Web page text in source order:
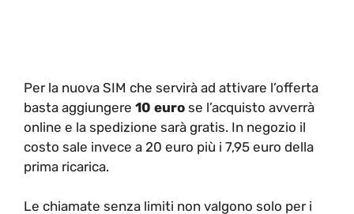
Per la nuova SIM che servirà ad attivare l’offerta
basta aggiungere 10 euro se l’acquisto avverrà
online e la spedizione sarà gratis. In negozio il
costo sale invece a 20 euro più i 7,95 euro della
prima ricarica.
Le chiamate senza limiti non valgono solo per i